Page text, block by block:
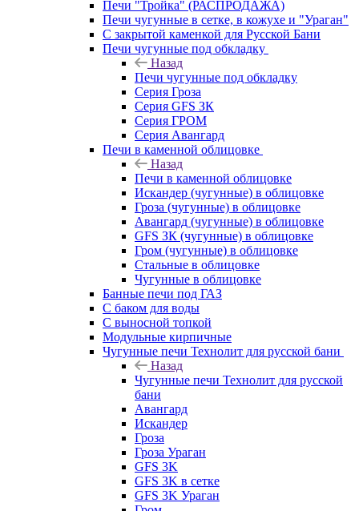
Печи "Тройка" (РАСПРОДАЖА)
Печи чугунные в сетке, в кожухе и "Ураган"
С закрытой каменкой для Русской Бани
Печи чугунные под обкладку
Назад
Печи чугунные под обкладку
Серия Гроза
Серия GFS ЗК
Серия ГРОМ
Серия Авангард
Печи в каменной облицовке
Назад
Печи в каменной облицовке
Искандер (чугунные) в облицовке
Гроза (чугунные) в облицовке
Авангард (чугунные) в облицовке
GFS ЗК (чугунные) в облицовке
Гром (чугунные) в облицовке
Стальные в облицовке
Чугунные в облицовке
Банные печи под ГАЗ
С баком для воды
С выносной топкой
Модульные кирпичные
Чугунные печи Технолит для русской бани
Назад
Чугунные печи Технолит для русской
бани
Авангард
Искандер
Гроза
Гроза Ураган
GFS 3K
GFS 3K в сетке
GFS 3K Ураган